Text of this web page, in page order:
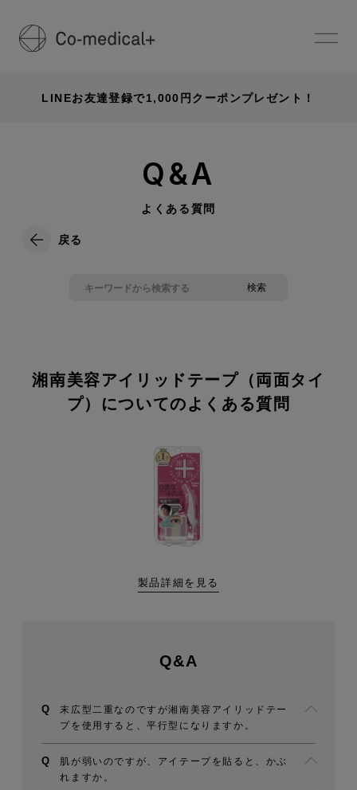
LINEお友達登録で1,000円クーポンプレゼント！
Q&A
よくある質問
戻る
湘南美容アイリッドテープ（両面タイ
プ）についてのよくある質問
製品詳細を見る
Q&A
末広型二重なのですが湘南美容アイリッドテー
プを使用すると、平行型になりますか。
肌が弱いのですが、アイテープを貼ると、かぶ
れますか。